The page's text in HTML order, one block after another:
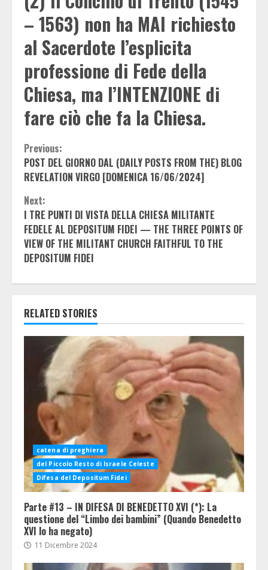
– 1563) non ha MAI richiesto
al Sacerdote l’esplicita
professione di Fede della
Chiesa, ma l’INTENZIONE di
fare ciò che fa la Chiesa.
Continue
Reading
Previous:
POST DEL GIORNO DAL (DAILY POSTS FROM THE) BLOG
REVELATION VIRGO [DOMENICA 16/06/2024]
Next:
I TRE PUNTI DI VISTA DELLA CHIESA MILITANTE
FEDELE AL DEPOSITUM FIDEI — THE THREE POINTS OF
VIEW OF THE MILITANT CHURCH FAITHFUL TO THE
DEPOSITUM FIDEI
RELATED STORIES
catena di preghiera
del Piccolo Resto di Israele Celeste
Difesa del Depositum Fidei
Parte #13 – IN DIFESA DI BENEDETTO XVI (*): La
questione del “Limbo dei bambini” (Quando Benedetto
XVI lo ha negato)
11 Dicembre 2024